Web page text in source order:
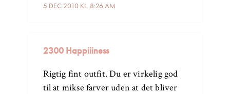
5 DEC 2010 KL. 8:26 AM
2300 Happiiiness
Rigtig fint outfit. Du er virkelig god
til at mikse farver uden at det bliver